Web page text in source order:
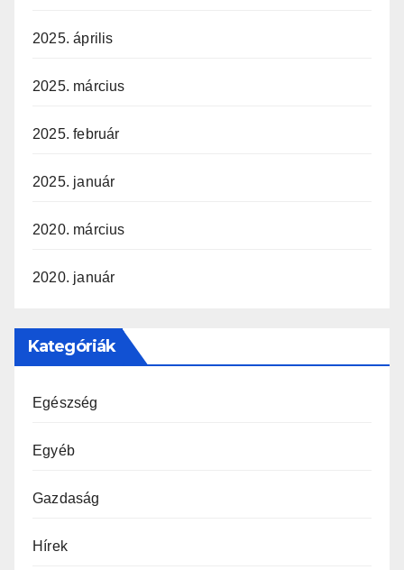
2025. április
2025. március
2025. február
2025. január
2020. március
2020. január
Kategóriák
Egészség
Egyéb
Gazdaság
Hírek